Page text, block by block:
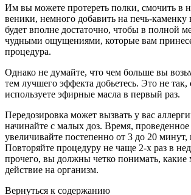
Им вы можете протереть полки, смочить в
веники, немного добавить на печь-каменку
будет вполне достаточно, чтобы в полной
чудными ощущениями, которые вам
процедура.
Однако не думайте, что чем больше вы
тем лучшего эффекта добьетесь. Это не
используете эфирные масла в первый раз.
Передозировка может вызвать у вас
начинайте с малых доз. Время,
увеличивайте постепенно от 3 до 20 минут,
Повторяйте процедуру не чаще 2-х раз в
прочего, вы должны четко понимать, какие
действие на организм.
Вернуться к содержанию